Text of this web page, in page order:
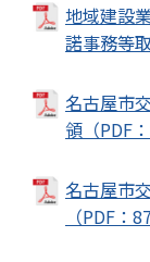
地域建設
諾事務等
名古屋市
領（PDF
名古屋市
（PDF：